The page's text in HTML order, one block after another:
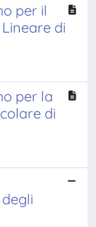
per il
di
per la
di